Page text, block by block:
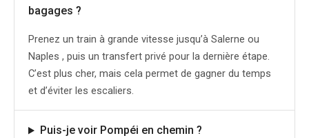
bagages ?
Prenez un train à grande vitesse jusqu’à Salerne ou
Naples , puis un transfert privé pour la dernière étape.
C’est plus cher, mais cela permet de gagner du temps
et d’éviter les escaliers.
Puis-je voir Pompéi en chemin ?